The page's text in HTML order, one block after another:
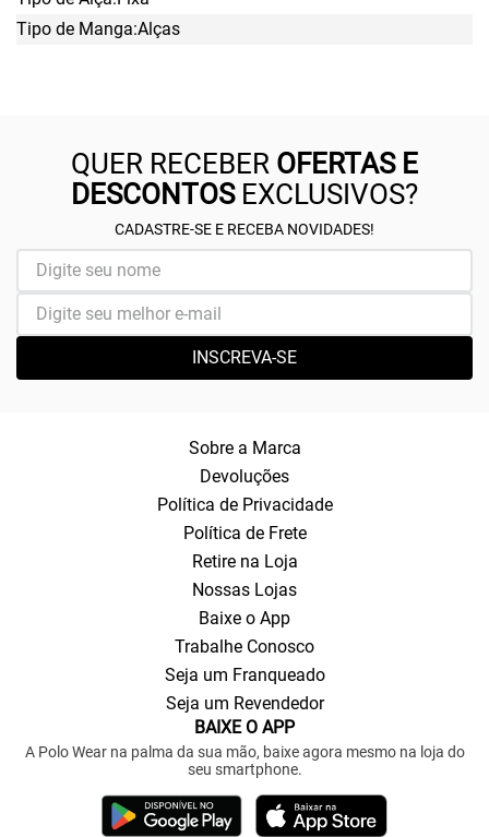
Tipo de Manga Alças
QUER RECEBER OFERTAS E
DESCONTOSEXCLUSIVOS?
CADASTRE-SE E RECEBA NOVIDADES!
INSCREVA-SE
Sobre a Marca
Devoluções
Política de Privacidade
Política de Frete
Retire na Loja
Nossas Lojas
Baixe o App
Trabalhe Conosco
Seja um Franqueado
Seja um Revendedor
BAIXE O APP
A Polo Wear na palma da sua mão, baixe agora mesmo na loja do
seu smartphone.